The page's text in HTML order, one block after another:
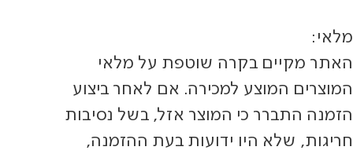
מלאי:
האתר מקיים בקרה שוטפת על מלאי
המוצרים המוצע למכירה. אם לאחר ביצוע
הזמנה התברר כי המוצר אזל, בשל נסיבות
חריגות, שלא היו ידועות בעת ההזמנה,